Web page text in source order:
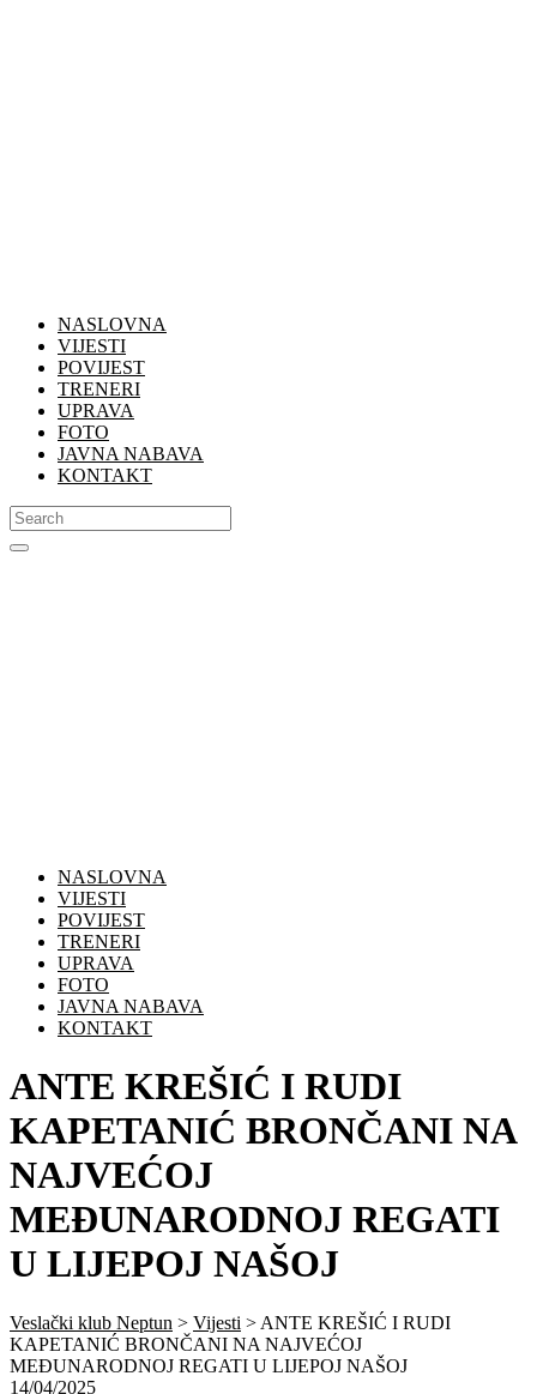
NASLOVNA
VIJESTI
POVIJEST
TRENERI
UPRAVA
FOTO
JAVNA NABAVA
KONTAKT
NASLOVNA
VIJESTI
POVIJEST
TRENERI
UPRAVA
FOTO
JAVNA NABAVA
KONTAKT
ANTE KREŠIĆ I RUDI
KAPETANIĆ BRONČANI NA
NAJVEĆOJ
MEĐUNARODNOJ REGATI
U LIJEPOJ NAŠOJ
Veslački klub Neptun > Vijesti > ANTE KREŠIĆ I RUDI
KAPETANIĆ BRONČANI NA NAJVEĆOJ
MEĐUNARODNOJ REGATI U LIJEPOJ NAŠOJ
14/04/2025